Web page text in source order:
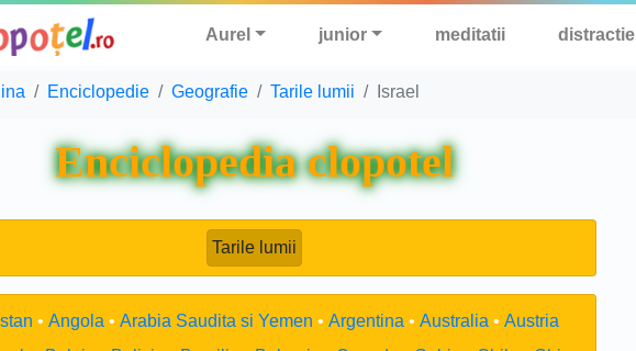
Aurel junior meditatii distractie
Enciclopedie Geografie Tarile lumii Israel
Enciclopedia clopotel
Tarile lumii
Angola Arabia Saudita si Yemen Argentina Australia
Austria